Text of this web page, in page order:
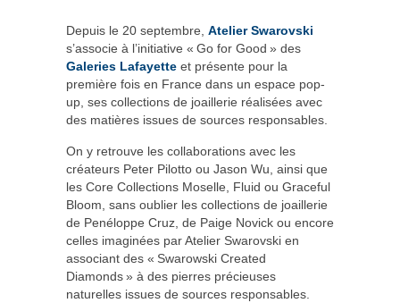
Depuis le 20 septembre, Atelier Swarovski
s’associe à l’initiative « Go for Good » des
Galeries Lafayette et présente pour la
première fois en France dans un espace pop-
up, ses collections de joaillerie réalisées avec
des matières issues de sources responsables.
On y retrouve les collaborations avec les
créateurs Peter Pilotto ou Jason Wu, ainsi que
les Core Collections Moselle, Fluid ou Graceful
Bloom, sans oublier les collections de joaillerie
de Penéloppe Cruz, de Paige Novick ou encore
celles imaginées par Atelier Swarovski en
associant des « Swarowski Created
Diamonds » à des pierres précieuses
naturelles issues de sources responsables.